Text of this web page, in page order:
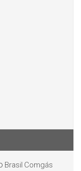
Brasil Comgás